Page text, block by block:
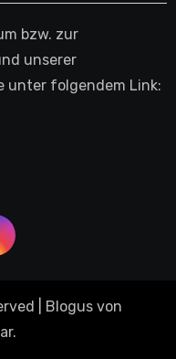
bzw. zur
unserer
unter folgendem Link:
Blogus von
.